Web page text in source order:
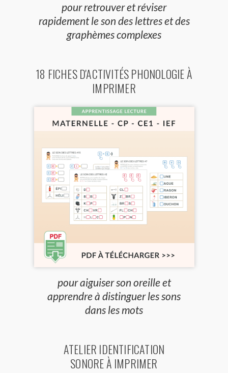
pour retrouver et réviser
rapidement le son des lettres et des
graphèmes complexes
18 FICHES D'ACTIVITÉS PHONOLOGIE À
IMPRIMER
pour aiguiser son oreille et
apprendre à distinguer les sons
dans les mots
ATELIER IDENTIFICATION
SONORE À IMPRIMER